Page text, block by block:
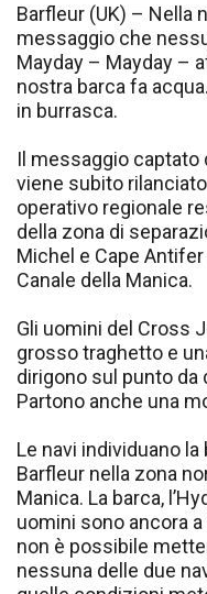
Barfleur (UK) – Nella
messaggio che
Mayday – Mayday –
nostra barca fa
in burrasca.
Il messaggio captato
viene subito
operativo regionale
della zona di
Michel e Cape
Canale della Manica.
Gli uomini del Cross
grosso traghetto e
dirigono sul punto da
Partono anche una
Le navi individuano la
Barfleur nella zona
Manica. La barca,
uomini sono ancora
non è possibile
nessuna delle due